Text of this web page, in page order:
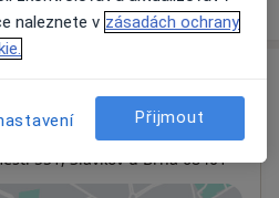
ambulance
551, Slavkov u Brna68401
naleznete v zásadách ochrany
Přijmout